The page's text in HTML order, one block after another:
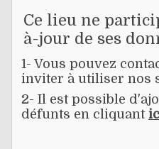
Ce lieu ne
à-jour de ses
1- Vous pouvez
inviter à utiliser nos
2- Il est possible
défunts en cliquant